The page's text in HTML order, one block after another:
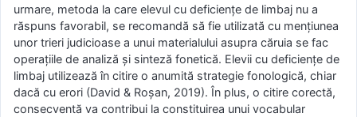
urmare, metoda la care elevul cu deficiențe de limbaj nu a
răspuns favorabil, se recomandă să fie utilizată cu mențiunea
unor trieri judicioase a unui materialului asupra căruia se fac
operațiile de analiză și sinteză fonetică. Elevii cu deficiențe de
limbaj utilizează în citire o anumită strategie fonologică, chiar
dacă cu erori (David & Roșan, 2019). În plus, o citire corectă,
consecventă va contribui la constituirea unui vocabular